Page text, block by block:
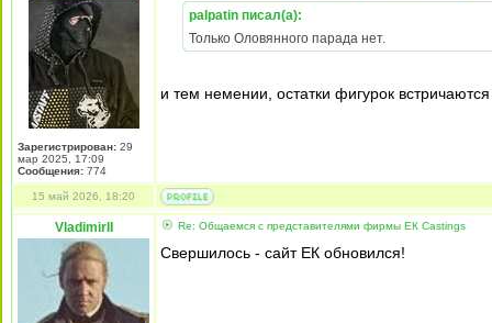
Зарегистрирован: 29
мар 2025, 17:09
Сообщения: 774
palpatin писал(а):
Только Оловянного парада нет.
и тем немении, остатки фигурок
15 май 2026, 18:20
VladimirII Re: Общаемся с представителями фирмы EК Castings
Свершилось - сайт ЕК обновился!